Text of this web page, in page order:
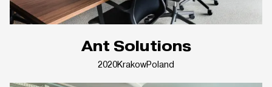
Ant Solutions
2020KrakowPoland